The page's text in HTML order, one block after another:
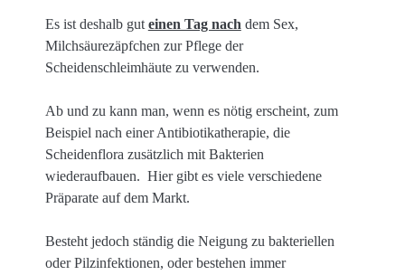
Es ist deshalb gut einen Tag nach dem Sex,
Milchsäurezäpfchen zur Pflege der
Scheidenschleimhäute zu verwenden.
Ab und zu kann man, wenn es nötig erscheint, zum
Beispiel nach einer Antibiotikatherapie, die
Scheidenflora zusätzlich mit Bakterien
wiederaufbauen. Hier gibt es viele verschiedene
Präparate auf dem Markt.
Besteht jedoch ständig die Neigung zu bakteriellen
oder Pilzinfektionen, oder bestehen immer